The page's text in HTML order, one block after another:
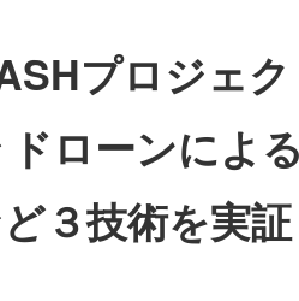
プロジェ
ローンによ
３技術を実